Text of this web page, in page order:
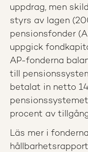
uppdrag, men
styrs av lagen
pensionsfonder
uppgick
AP-fonderna
till
betalat in netto
procent av
Läs mer i